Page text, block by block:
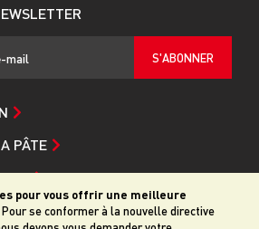
pour vous offrir une meilleure
Pour se conformer à la nouvelle directive
S'ABONNER
PÂTE